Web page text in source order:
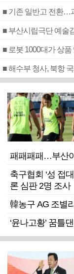
■ 기존 일반고 전환…
■ 부산시립극단 예술
■ 로봇 1000대가 상
■ 해수부 청사, 북항
패패패패…부산
축구협회 ‘성 접
론 심판 2명 조사
韓농구 AG 조별
‘윤나고황’ 꿈틀